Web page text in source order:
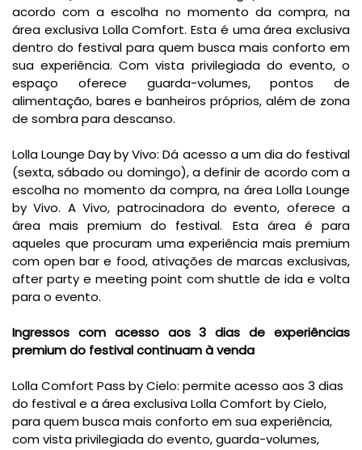
acordo com a escolha no momento da compra, na
área exclusiva Lolla Comfort. Esta é uma área exclusiva
dentro do festival para quem busca mais conforto em
sua experiência. Com vista privilegiada do evento, o
espaço oferece guarda-volumes, pontos de
alimentação, bares e banheiros próprios, além de zona
de sombra para descanso.
Lolla Lounge Day by Vivo: Dá acesso a um dia do festival
(sexta, sábado ou domingo), a definir de acordo com a
escolha no momento da compra, na área Lolla Lounge
by Vivo. A Vivo, patrocinadora do evento, oferece a
área mais premium do festival. Esta área é para
aqueles que procuram uma experiência mais premium
com open bar e food, ativações de marcas exclusivas,
after party e meeting point com shuttle de ida e volta
para o evento.
Ingressos com acesso aos 3 dias de experiências
premium do festival continuam à venda
Lolla Comfort Pass by Cielo: permite acesso aos 3 dias
do festival e a área exclusiva Lolla Comfort by Cielo,
para quem busca mais conforto em sua experiência,
com vista privilegiada do evento, guarda-volumes,